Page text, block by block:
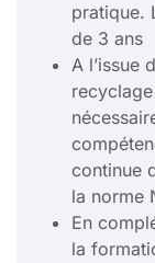
pratique.
de 3 ans
A l’issue
continue
la norme
En
la